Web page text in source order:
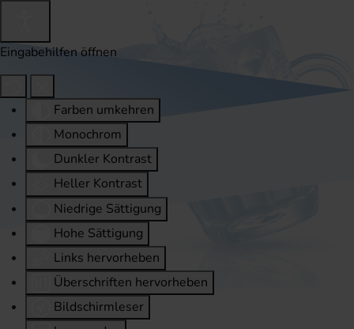
Eingabehilfen öffnen
Farben umkehren
Monochrom
Dunkler Kontrast
Heller Kontrast
Niedrige Sättigung
Hohe Sättigung
Links hervorheben
Überschriften hervorheben
Bildschirmleser